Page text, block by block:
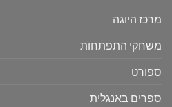
מרכז היוגה
משחקי התפתחות
ספורט
ספרים באנגלית